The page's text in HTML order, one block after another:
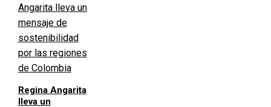
Regina Angarita
lleva un